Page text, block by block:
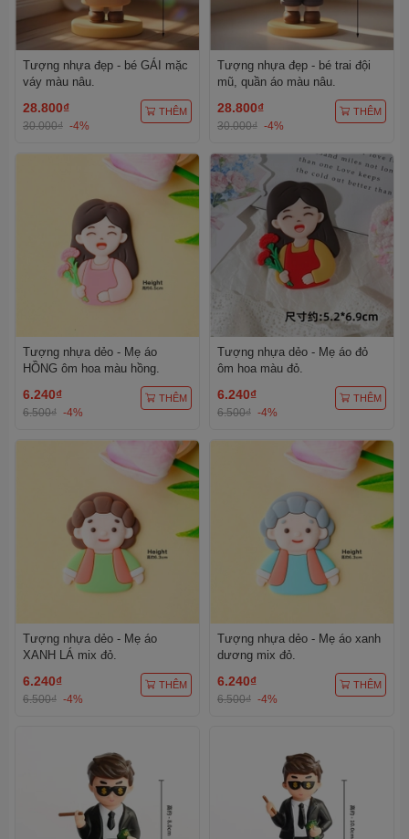
Tượng nhựa đẹp - bé GÁI mặc
váy màu nâu.
28.800₫
30.000₫ -4%
THÊM
Tượng nhựa đẹp - bé trai đội
mũ, quần áo màu nâu.
28.800₫
30.000₫ -4%
THÊM
Tượng nhựa dẻo - Mẹ áo
HỒNG ôm hoa màu hồng.
6.240₫
6.500₫ -4%
THÊM
Tượng nhựa dẻo - Mẹ áo đỏ
ôm hoa màu đỏ.
6.240₫
6.500₫ -4%
THÊM
Tượng nhựa dẻo - Mẹ áo
XANH LÁ mix đỏ.
6.240₫
6.500₫ -4%
THÊM
Tượng nhựa dẻo - Mẹ áo xanh
dương mix đỏ.
6.240₫
6.500₫ -4%
THÊM